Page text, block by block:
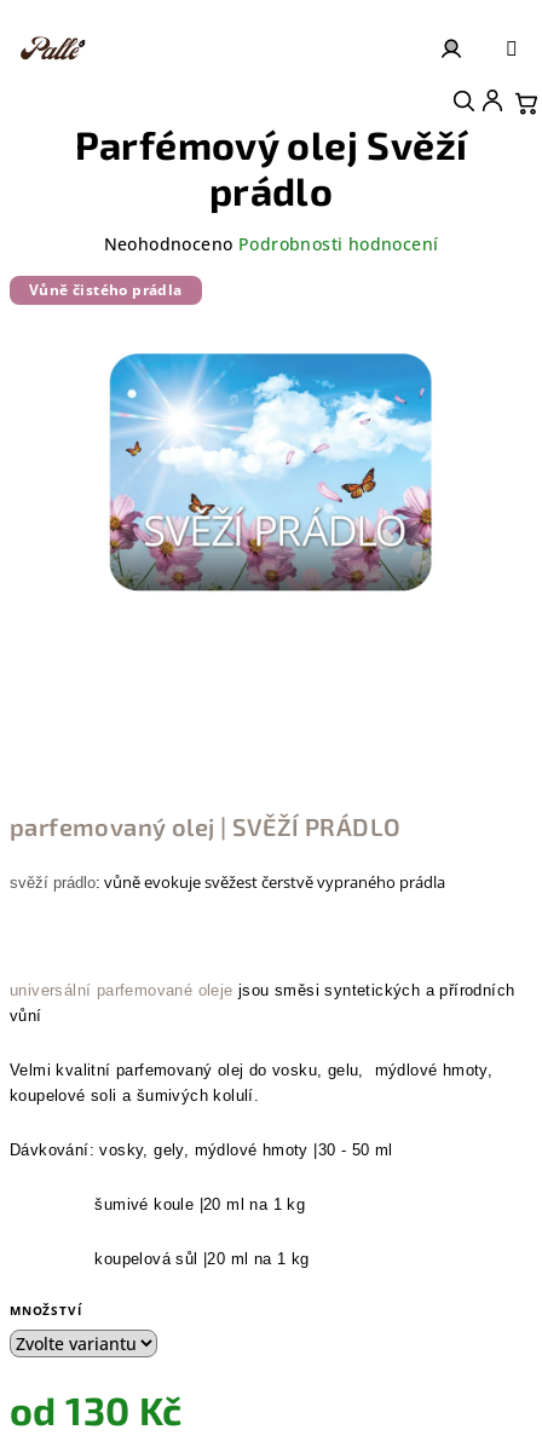
obsah
Přihlášení
parfemovaný olej | SVĚŽÍ PRÁDLO
svěží prádlo: vůně evokuje svěžest čerstvě vypraného prádla
universální parfemované oleje jsou směsi syntetických a přírodních
vůní
Velmi kvalitní parfemovaný olej do vosku, gelu, mýdlové hmoty,
koupelové soli a šumivých kolulí.
Dávkování: vosky, gely, mýdlové hmoty | 30 - 50 ml
šumivé koule |20 ml na 1 kg
koupelová sůl |20 ml na 1 kg
MNOŽSTVÍ
od130 Kč
Parfémový olej Svěží
prádlo
produktu
Neohodnoceno Podrobnosti hodnocení
Vůně čistého prádla